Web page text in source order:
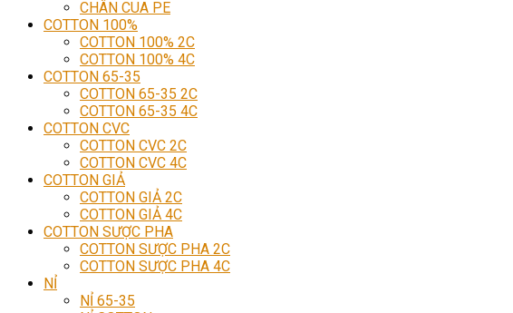
CHÂN CUA PE
COTTON 100%
COTTON 100% 2C
COTTON 100% 4C
COTTON 65-35
COTTON 65-35 2C
COTTON 65-35 4C
COTTON CVC
COTTON CVC 2C
COTTON CVC 4C
COTTON GIẢ
COTTON GIẢ 2C
COTTON GIẢ 4C
COTTON SƯỢC PHA
COTTON SƯỢC PHA 2C
COTTON SƯỢC PHA 4C
NỈ
NỈ 65-35